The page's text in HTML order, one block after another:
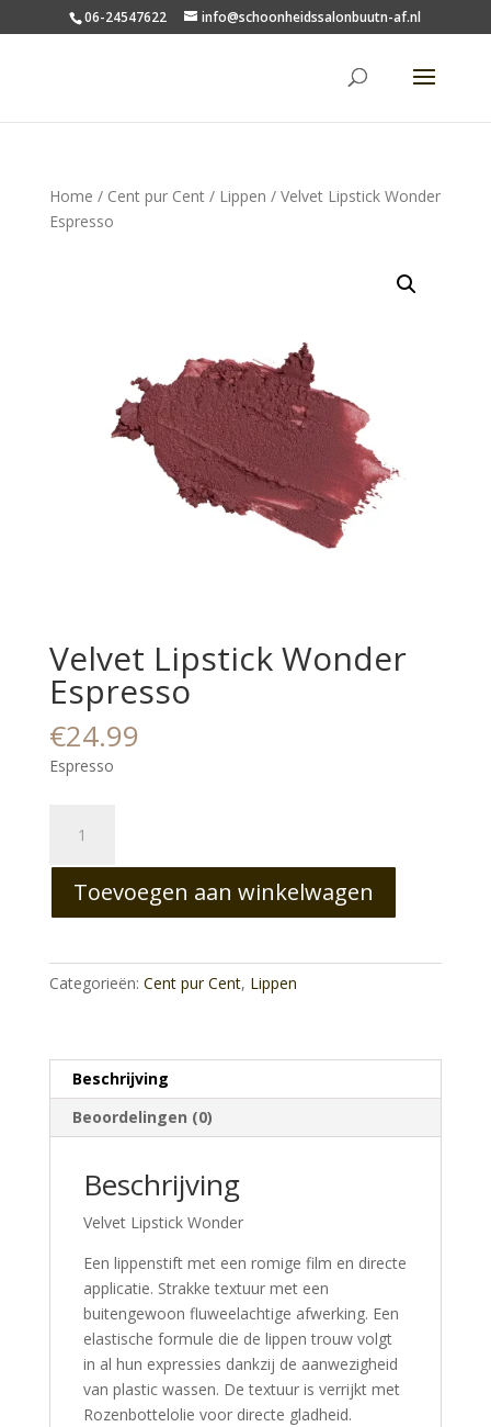
06-24547622 info@schoonheidssalonbuutn-af.nl
Home / Cent pur Cent/ Lippen / Velvet Lipstick Wonder
Espresso
Velvet Lipstick Wonder
Espresso
€24.99
Espresso
Lipstick
Wonder
Espresso
aantal
Toevoegen aan winkelwagen
Categorieën: Cent pur Cent, Lippen
Beschrijving
Beoordelingen (0)
Beschrijving
Velvet Lipstick Wonder
Een lippenstift met een romige film en directe
applicatie. Strakke textuur met een
buitengewoon fluweelachtige afwerking. Een
elastische formule die de lippen trouw volgt
in al hun expressies dankzij de aanwezigheid
van plastic wassen. De textuur is verrijkt met
Rozenbottelolie voor directe gladheid.